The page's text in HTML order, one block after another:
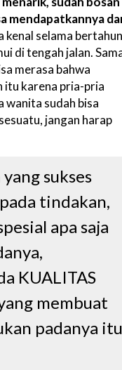
mendapatkannya
kenal selama
di tengah jalan.
merasa bahwa
itu karena pria-pria
wanita sudah bisa
jangan harap
sukses
tindakan,
apa saja
KUALITAS
membuat
padanya itu